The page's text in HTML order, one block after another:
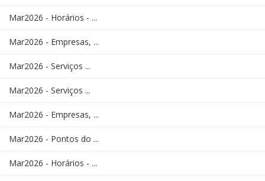
Mar2026 - Horários - ...
Mar2026 - Empresas, ...
Mar2026 - Serviços ...
Mar2026 - Serviços ...
Mar2026 - Empresas, ...
Mar2026 - Pontos do ...
Mar2026 - Horários - ...